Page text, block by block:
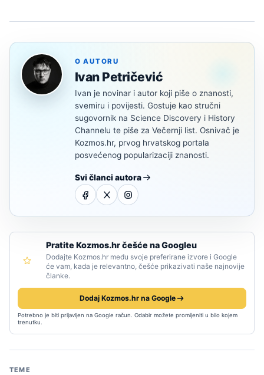
O AUTORU
Ivan Petričević
Ivan je novinar i autor koji piše o znanosti,
svemiru i povijesti. Gostuje kao stručni
sugovornik na Science Discovery i History
Channelu te piše za Večernji list. Osnivač je
Kozmos.hr, prvog hrvatskog portala
posvećenog popularizaciji znanosti.
Svi članci autora
Pratite Kozmos.hr češće na Googleu
Dodajte Kozmos.hr među svoje preferirane izvore i Google
će vam, kada je relevantno, češće prikazivati naše najnovije
članke.
Dodaj Kozmos.hr na Google
Potrebno je biti prijavljen na Google račun. Odabir možete promijeniti u bilo kojem
trenutku.
TEME